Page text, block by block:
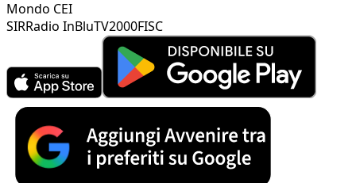
Mondo CEI
SIRRadio InBluTV2000FISC